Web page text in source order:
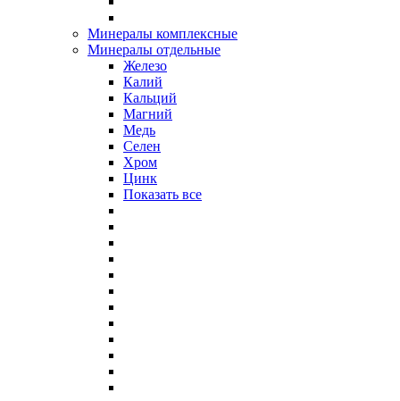
Минералы комплексные
Минералы отдельные
Железо
Калий
Кальций
Магний
Медь
Селен
Хром
Цинк
Показать все